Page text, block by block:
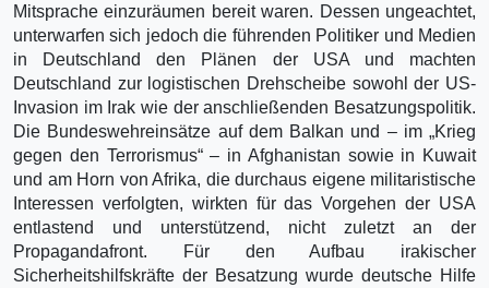
Mitsprache einzuräumen bereit waren. Dessen ungeachtet,
unterwarfen sich jedoch die führenden Politiker und Medien
in Deutschland den Plänen der USA und machten
Deutschland zur logistischen Drehscheibe sowohl der US-
Invasion im Irak wie der anschließenden Besatzungspolitik.
Die Bundeswehreinsätze auf dem Balkan und – im „Krieg
gegen den Terrorismus“ – in Afghanistan sowie in Kuwait
und am Horn von Afrika, die durchaus eigene militaristische
Interessen verfolgten, wirkten für das Vorgehen der USA
entlastend und unterstützend, nicht zuletzt an der
Propagandafront. Für den Aufbau irakischer
Sicherheitshilfskräfte der Besatzung wurde deutsche Hilfe